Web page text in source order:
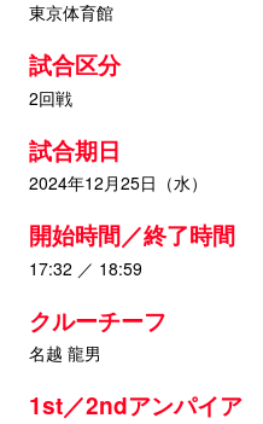
東京体育館
試合区分
2回戦
試合期日
2024年12月25日（水）
開始時間／終了時間
17:32 ／ 18:59
クルーチーフ
名越 龍男
1st／2ndアンパイア